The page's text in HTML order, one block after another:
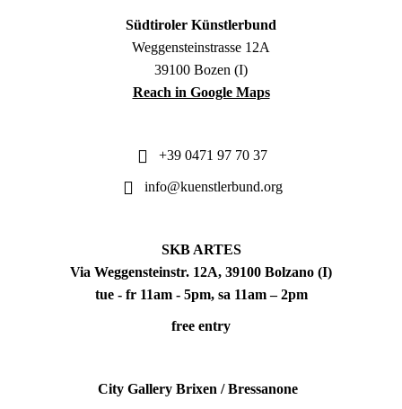
Südtiroler Künstlerbund
Weggensteinstrasse 12A
39100 Bozen (I)
Reach in Google Maps
+39 0471 97 70 37
info@kuenstlerbund.org
SKB ARTES
Via Weggensteinstr. 12A, 39100 Bolzano (I)
tue - fr 11am - 5pm, sa 11am – 2pm
free entry
City Gallery Brixen / Bressanone